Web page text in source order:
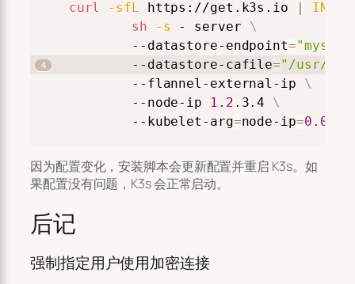
curl -sfL https://get.k3s.io
sh
-s - server \
        --datastore-endpoint
=
        --datastore-cafile
="/usr/
        --flannel-external-ip
\
        --node-ip
1.2 .3.4 \
        --kubelet-arg
=node-ip=0.0
因为配置变化，安装脚本会更新配置并重启 K3s。如
果配置没有问题，K3s 会正常启动。
后记
强制指定用户使用加密连接